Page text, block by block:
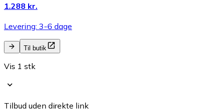
1.288 kr.
Levering: 3-6 dage
Til butik
Vis 1 stk
Tilbud uden direkte link